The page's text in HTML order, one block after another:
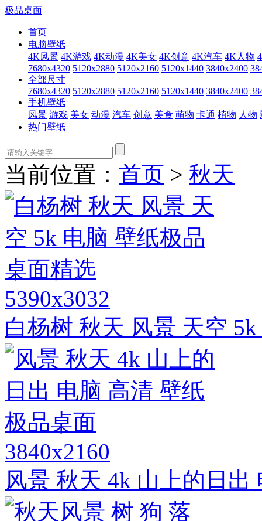
极品桌面
首页
电脑壁纸
4K风景 4K游戏 4K动漫 4K美女 4K创意 4K汽车 4K人物
7680x4320 5120x2880 5120x2160 5120x1440 3840x2400
全部尺寸
7680x4320 5120x2880 5120x2160 5120x1440 3840x2400
手机壁纸
风景 游戏 美女 动漫 汽车 创意 美食 萌物 卡通 植物 人物
热门壁纸
当前位置： 首页 > 秋天
5390x3032
白杨树 秋天 风景 天空
3840x2160
风景 秋天 4k 山上的日